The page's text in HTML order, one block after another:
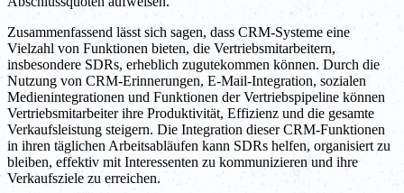
Zusammenfassend lässt sich sagen, dass CRM-Systeme eine
Vielzahl von Funktionen bieten, die Vertriebsmitarbeitern,
insbesondere SDRs, erheblich zugutekommen können. Durch die
Nutzung von CRM-Erinnerungen, E-Mail-Integration, sozialen
Medienintegrationen und Funktionen der Vertriebspipeline können
Vertriebsmitarbeiter ihre Produktivität, Effizienz und die gesamte
Verkaufsleistung steigern. Die Integration dieser CRM-Funktionen
in ihren täglichen Arbeitsabläufen kann SDRs helfen, organisiert zu
bleiben, effektiv mit Interessenten zu kommunizieren und ihre
Verkaufsziele zu erreichen.